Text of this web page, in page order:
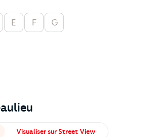
E F G
Visualiser sur Street View